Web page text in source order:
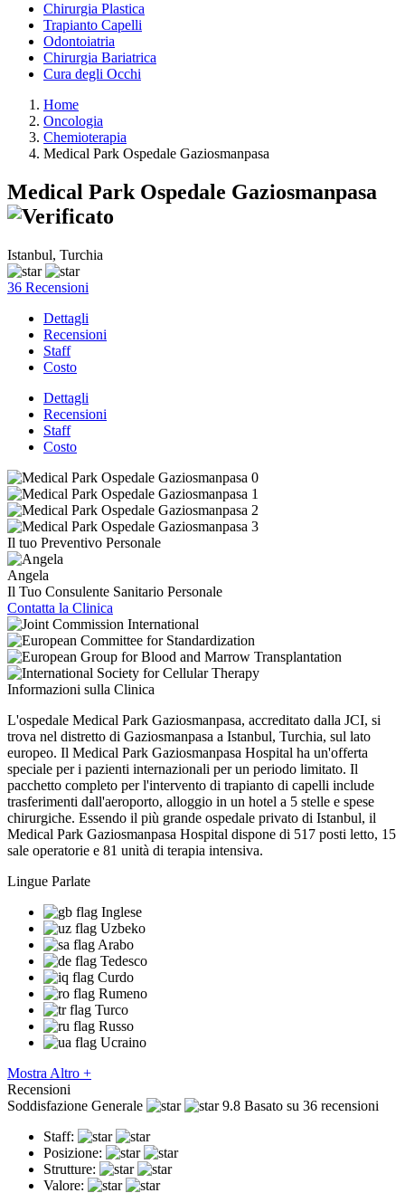
Chirurgia Plastica
Trapianto Capelli
Odontoiatria
Chirurgia Bariatrica
Cura degli Occhi
Home
Oncologia
Chemioterapia
Medical Park Ospedale Gaziosmanpasa
Medical Park Ospedale Gaziosmanpasa
Istanbul, Turchia
36 Recensioni
Dettagli
Recensioni
Staff
Costo
Dettagli
Recensioni
Staff
Costo
Il tuo Preventivo Personale
Angela
Il Tuo Consulente Sanitario Personale
Contatta la Clinica
Informazioni sulla Clinica
L'ospedale Medical Park Gaziosmanpasa, accreditato dalla JCI, si
trova nel distretto di Gaziosmanpasa a Istanbul, Turchia, sul lato
europeo. Il Medical Park Gaziosmanpasa Hospital ha un'offerta
speciale per i pazienti internazionali per un periodo limitato. Il
pacchetto completo per l'intervento di trapianto di capelli include
trasferimenti dall'aeroporto, alloggio in un hotel a 5 stelle e spese
chirurgiche. Essendo il più grande ospedale privato di Istanbul, il
Medical Park Gaziosmanpasa Hospital dispone di 517 posti letto, 15
sale operatorie e 81 unità di terapia intensiva.
Lingue Parlate
Inglese
Uzbeko
Arabo
Tedesco
Curdo
Rumeno
Turco
Russo
Ucraino
Mostra Altro +
Recensioni
Soddisfazione Generale
9.8 Basato su 36 recensioni
Staff:
Posizione:
Strutture:
Valore: